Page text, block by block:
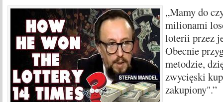
„Mamy do
milionami
loterii przez
Obecnie
metodzie,
zwycięski
zakupiony".”